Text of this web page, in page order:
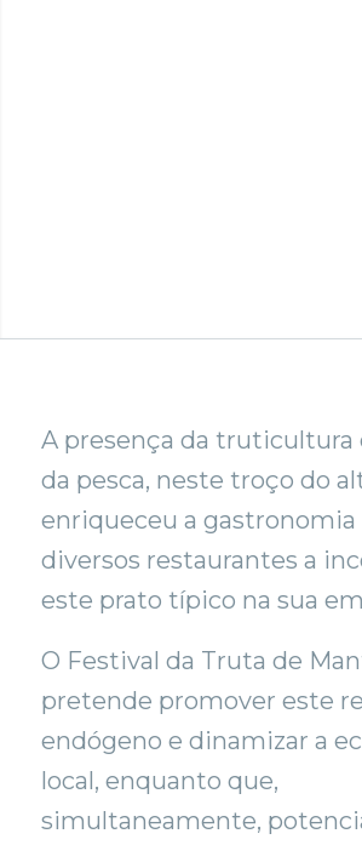
A presença da truticultura
da pesca, neste troço do
enriqueceu a gastronomia
diversos restaurantes a
este prato típico na sua
O Festival da Truta de
pretende promover este
endógeno e dinamizar a
local, enquanto que,
simultaneamente,